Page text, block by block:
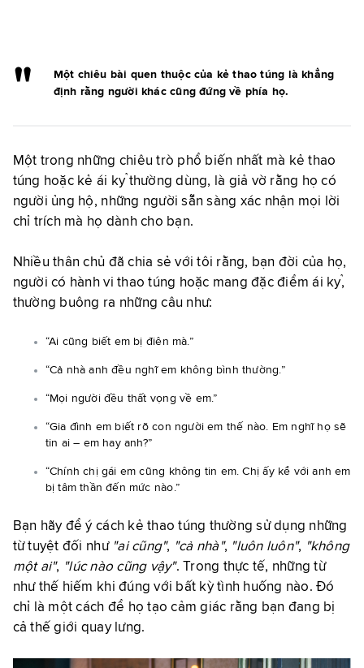
Một chiêu bài quen thuộc của kẻ thao túng là khẳng
định rằng người khác cũng đứng về phía họ.
Một trong những chiêu trò phổ biến nhất mà kẻ thao
túng hoặc kẻ ái kỷ thường dùng, là giả vờ rằng họ có
người ủng hộ, những người sẵn sàng xác nhận mọi lời
chỉ trích mà họ dành cho bạn.
Nhiều thân chủ đã chia sẻ với tôi rằng, bạn đời của họ,
người có hành vi thao túng hoặc mang đặc điểm ái kỷ,
thường buông ra những câu như:
“Ai cũng biết em bị điên mà.”
“Cả nhà anh đều nghĩ em không bình thường.”
“Mọi người đều thất vọng về em.”
“Gia đình em biết rõ con người em thế nào. Em nghĩ họ sẽ
tin ai – em hay anh?”
“Chính chị gái em cũng không tin em. Chị ấy kể với anh em
bị tâm thần đến mức nào.”
Bạn hãy để ý cách kẻ thao túng thường sử dụng những
từ tuyệt đối như "ai cũng", "cả nhà", "luôn luôn", "không
một ai", "lúc nào cũng vậy". Trong thực tế, những từ
như thế hiếm khi đúng với bất kỳ tình huống nào. Đó
chỉ là một cách để họ tạo cảm giác rằng bạn đang bị
cả thế giới quay lưng.